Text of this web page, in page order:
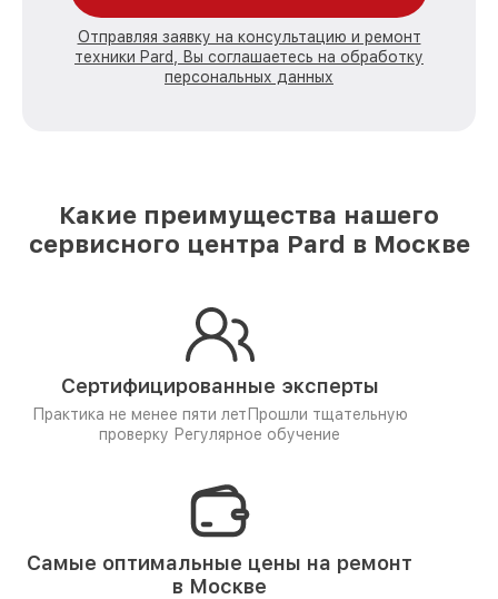
Отправляя заявку на консультацию и ремонт
техники Pard, Вы соглашаетесь на обработку
персональных данных
Какие преимущества нашего
сервисного центра Pard в Москве
Сертифицированные эксперты
Практика не менее пяти лет Прошли тщательную
проверку Регулярное обучение
Самые оптимальные цены на ремонт
в Москве